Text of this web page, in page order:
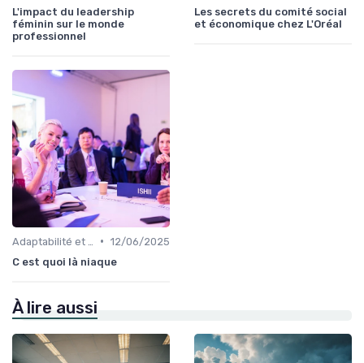
L'impact du leadership
féminin sur le monde
professionnel
Les secrets du comité social
et économique chez L'Oréal
• 12/06/2025
C est quoi là niaque
À lire aussi